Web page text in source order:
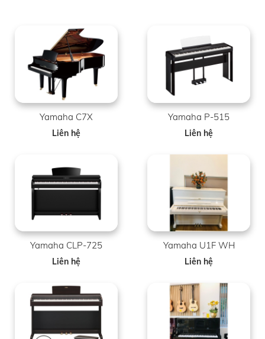
Yamaha C7X
Liên hệ
Yamaha P-515
Liên hệ
Yamaha CLP-725
Liên hệ
Yamaha U1F WH
Liên hệ